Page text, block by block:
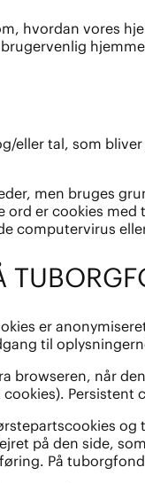
hvordan vores
eller tal, som
men bruges
ord er cookies
computervirus
er
til
browseren, når
Persistent
på den side,
På